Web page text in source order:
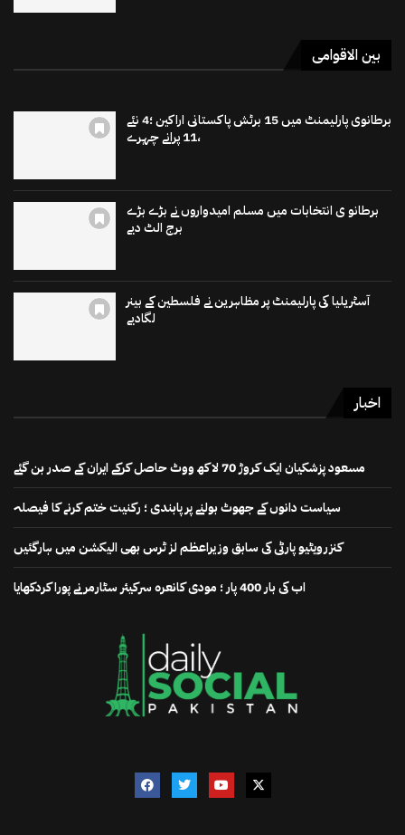
بین الاقوامی
برطانوی پارلیمنٹ میں 15 برٹش پاکستانی اراکین ؛4 نئے
،11 پرانے چہرے
برطانو ی انتخابات میں مسلم امیدواروں نے بڑے بڑے
برج الٹ دیے
آسٹریلیا کی پارلیمنٹ پر مظاہرین نے فلسطین کے بینر
لگادیے
اخبار
مسعود پزشکیان ایک کروڑ 70 لاکھ ووٹ حاصل کرکے ایران کے صدر بن گئے
سیاست دانوں کے جھوٹ بولنے پر پابندی ؛ رکنیت ختم کرنے کا فیصلہ
کنزرویٹیو پارٹی کی سابق وزیراعظم لز ٹرس بھی الیکشن میں ہارگئیں
اب کی بار 400 پار ؛ مودی کانعرہ سرکیئر سٹارمر نے پورا کردکھایا